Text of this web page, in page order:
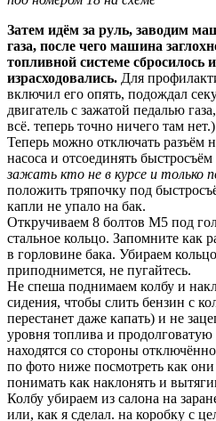
Затем идём за руль, заводим
газа, после чего машина
топливной системе сбросилось
израсходовались. Для
включил его опять, подождал
двигатель с зажатой педалью
всё. теперь точно ничего там нет.)
Теперь можно отключать разъём
насоса и отсоединять
зажать кто не в курсе и только
положить тряпочку под
капли не упало на бак.
Откручиваем 8 болтов М5 под
стальное кольцо. Запомните как
в горловине бака. Убираем
приподнимется, не пугайтесь.
Не спеша поднимаем колбу и
сидения, чтобы слить бензин с
перестанет даже капать) и не
уровня топлива и
находятся со стороны
по фото ниже посмотреть как
понимать как наклонять и
Колбу убираем из салона на
или, как я сделал. на коробку с